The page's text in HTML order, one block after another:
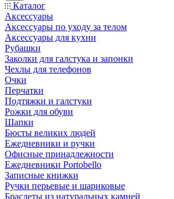
Каталог
Аксессуары
Аксессуары по уходу за телом
Аксессуары для кухни
Рубашки
Заколки для галстука и запонки
Чехлы для телефонов
Очки
Перчатки
Подтяжки и галстуки
Рожки для обуви
Шапки
Бюсты великих людей
Ежедневники и ручки
Офисные принадлежности
Ежедневники Portobello
Записные книжки
Ручки перьевые и шариковые
Браслеты из натуральных камней